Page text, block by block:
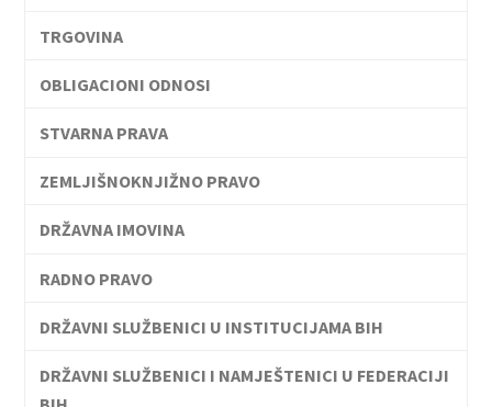
TRGOVINA
OBLIGACIONI ODNOSI
STVARNA PRAVA
ZEMLJIŠNOKNJIŽNO PRAVO
DRŽAVNA IMOVINA
RADNO PRAVO
DRŽAVNI SLUŽBENICI U INSTITUCIJAMA BIH
DRŽAVNI SLUŽBENICI I NAMJEŠTENICI U FEDERACIJI